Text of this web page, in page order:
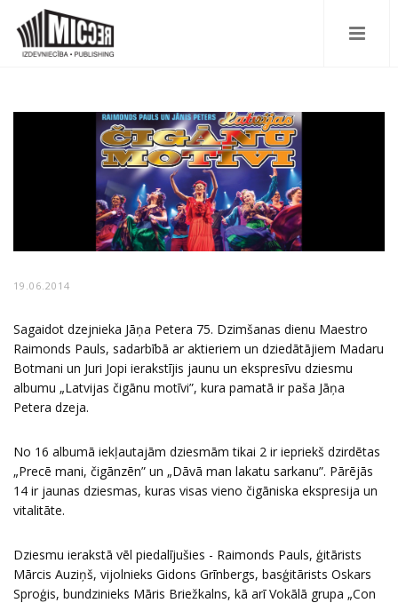
19.06.2014
Sagaidot dzejnieka Jāņa Petera 75. Dzimšanas dienu Maestro
Raimonds Pauls, sadarbībā ar aktieriem un dziedātājiem Madaru
Botmani un Juri Jopi ierakstījis jaunu un ekspresīvu dziesmu
albumu „Latvijas čigānu motīvi”, kura pamatā ir paša Jāņa
Petera dzeja.
No 16 albumā iekļautajām dziesmām tikai 2 ir iepriekš dzirdētas
„Precē mani, čigānzēn” un „Dāvā man lakatu sarkanu”. Pārējās
14 ir jaunas dziesmas, kuras visas vieno čigāniska ekspresija un
vitalitāte.
Dziesmu ierakstā vēl piedalījušies - Raimonds Pauls, ģitārists
Mārcis Auziņš, vijolnieks Gidons Grīnbergs, basģitārists Oskars
Sproģis, bundzinieks Māris Briežkalns, kā arī Vokālā grupa „Con